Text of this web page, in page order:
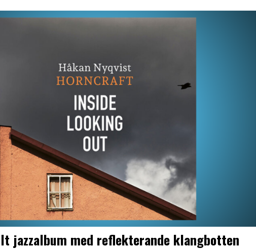
jazzalbum med reflekterande klangbotten